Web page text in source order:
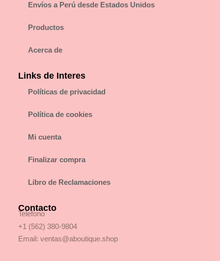
Envíos a Perú desde Estados Unidos
Productos
Acerca de
Links de Interes
Políticas de privacidad
Política de cookies
Mi cuenta
Finalizar compra
Libro de Reclamaciones
Contacto
Telefono
+1 (562) 380-9804
Email: ventas@aboutique.shop